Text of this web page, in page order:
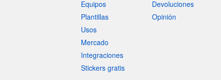
Equipos
Plantillas
Usos
Mercado
Integraciones
Stickers gratis
Devoluciones
Opinión